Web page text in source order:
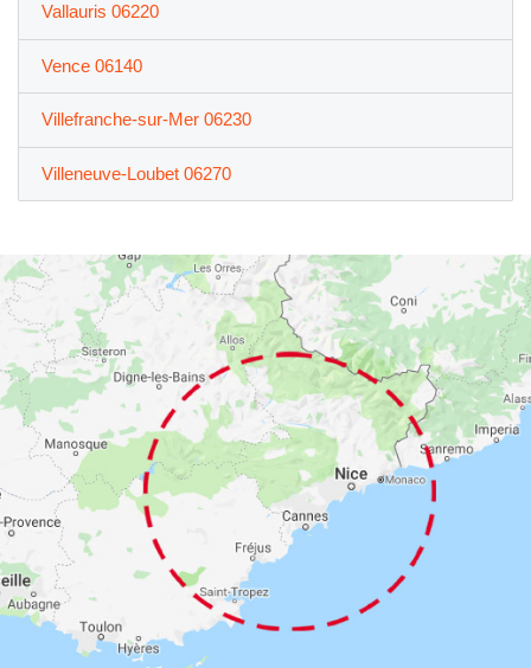
Vallauris 06220
Vence 06140
Villefranche-sur-Mer 06230
Villeneuve-Loubet 06270